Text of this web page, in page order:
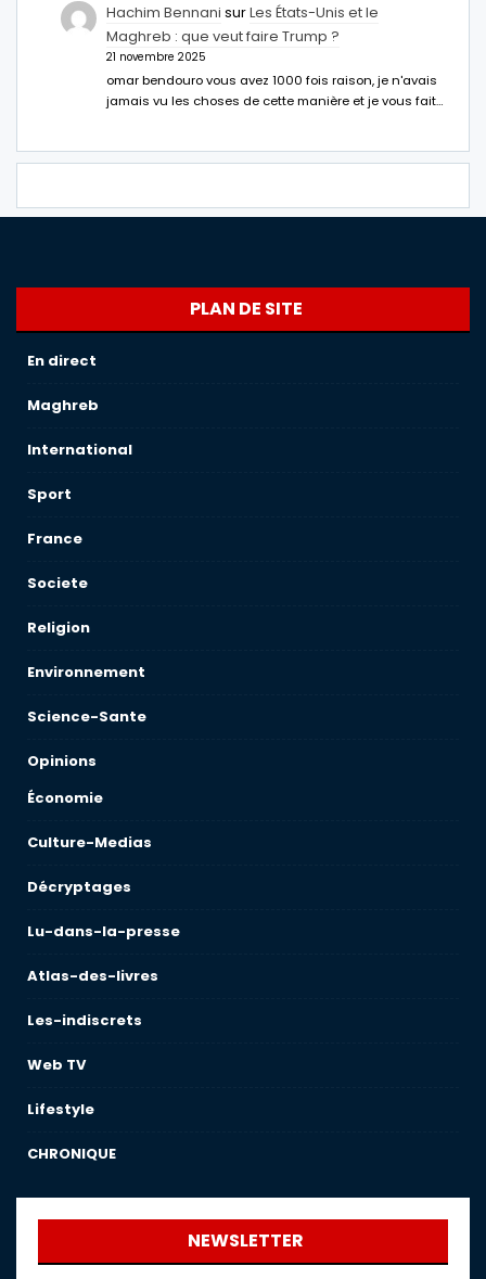
Hachim Bennani surLes États-Unis et le
Maghreb : que veut faire Trump ?
21 novembre 2025
omar bendouro vous avez 1000 fois raison, je n'avais
jamais vu les choses de cette manière et je vous fait…
PLAN DE SITE
En direct
Maghreb
International
Sport
France
Societe
Religion
Environnement
Science-Sante
Opinions
Économie
Culture-Medias
Décryptages
Lu-dans-la-presse
Atlas-des-livres
Les-indiscrets
Web TV
Lifestyle
CHRONIQUE
NEWSLETTER